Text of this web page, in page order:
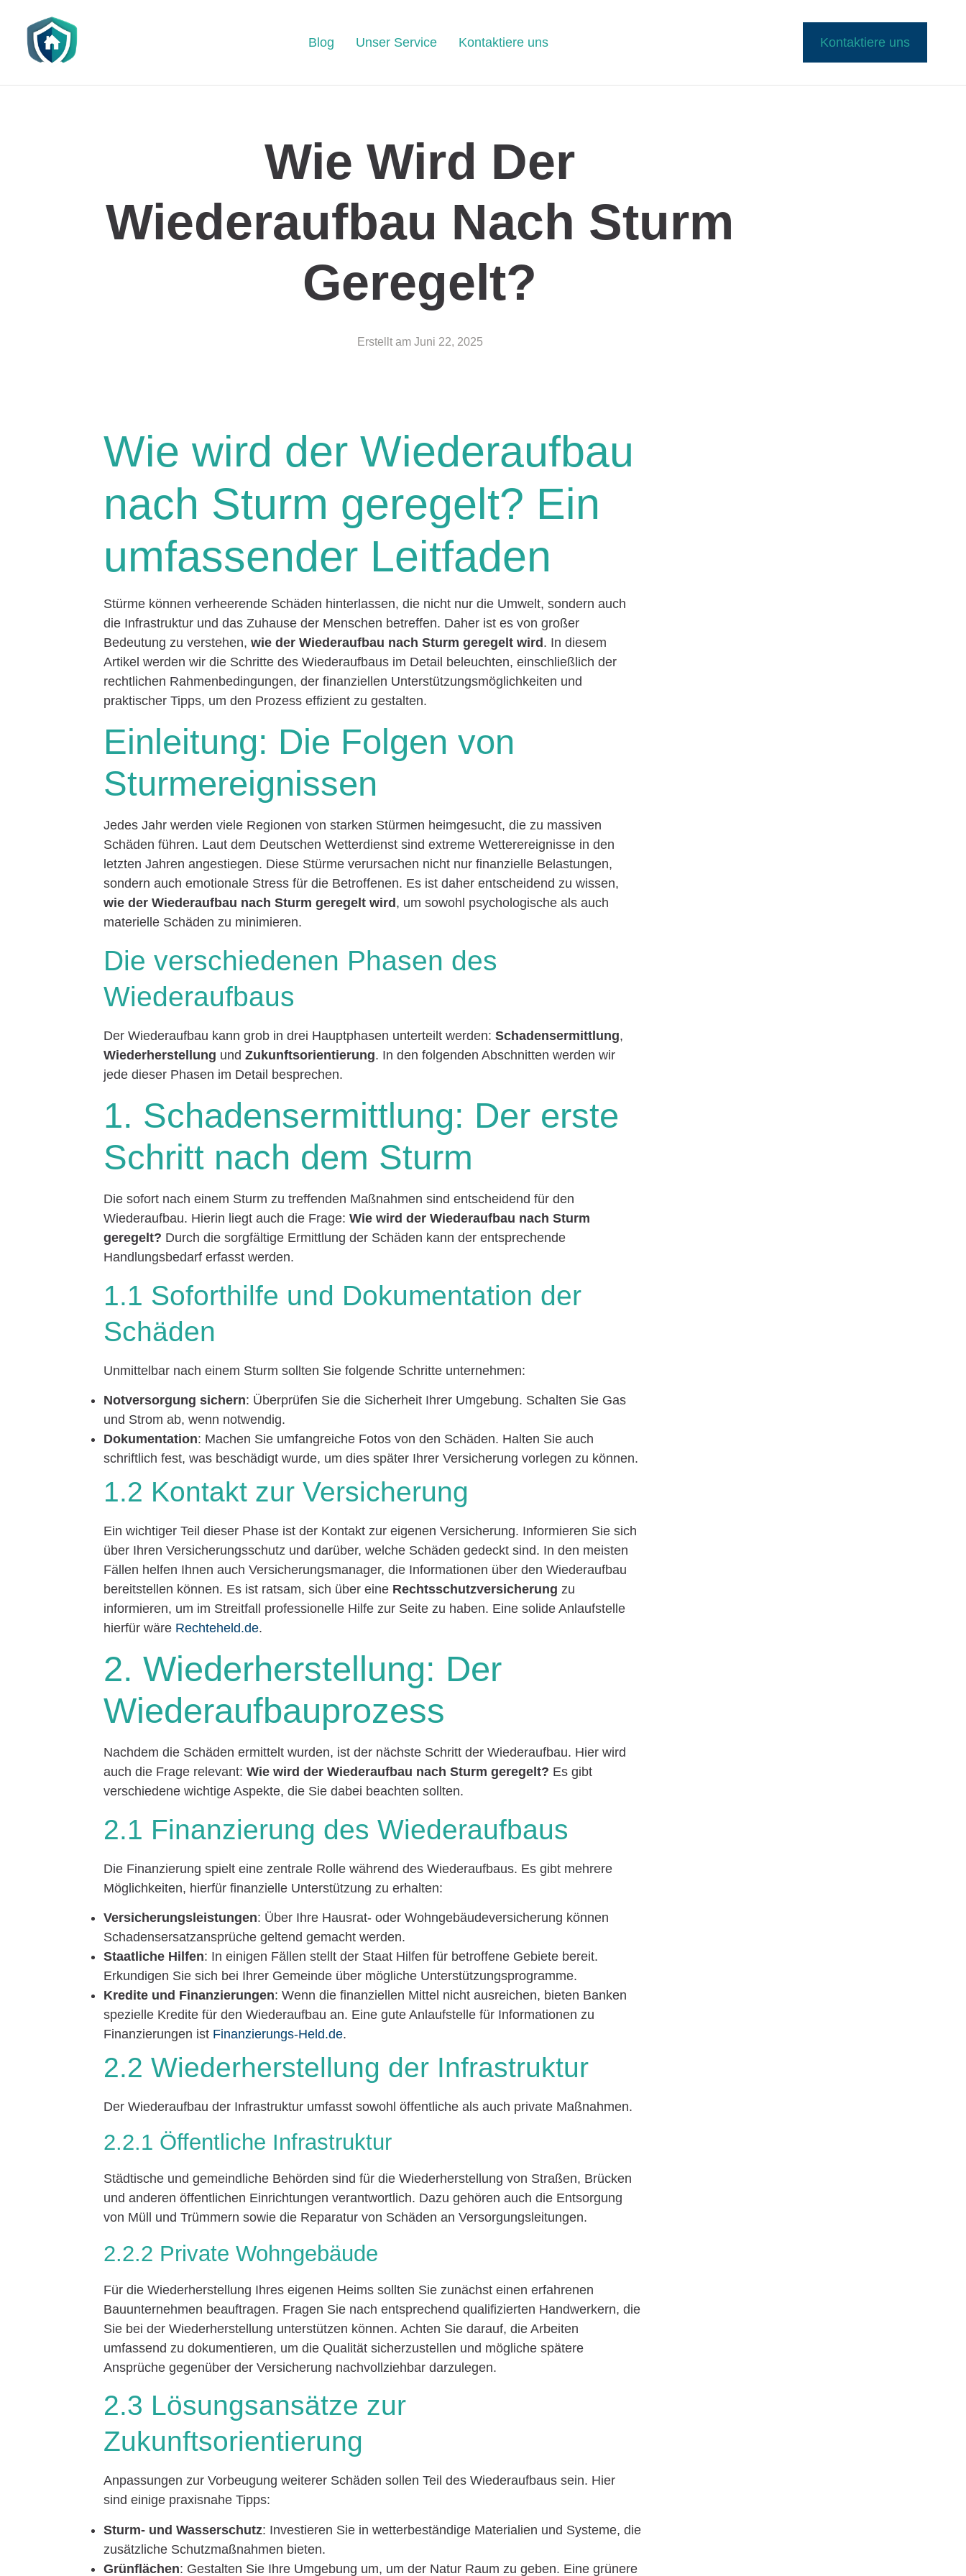
Blog Unser Service Kontaktiere uns Kontaktiere uns
Wie Wird Der
Wiederaufbau Nach Sturm
Geregelt?
Erstellt am Juni 22, 2025
Wie wird der Wiederaufbau
nach Sturm geregelt? Ein
umfassender Leitfaden
Stürme können verheerende Schäden hinterlassen, die nicht nur die Umwelt, sondern auch
die Infrastruktur und das Zuhause der Menschen betreffen. Daher ist es von großer
Bedeutung zu verstehen,wie der Wiederaufbau nach Sturm geregelt wird. In diesem
Artikel werden wir die Schritte des Wiederaufbaus im Detail beleuchten, einschließlich der
rechtlichen Rahmenbedingungen, der finanziellen Unterstützungsmöglichkeiten und
praktischer Tipps, um den Prozess effizient zu gestalten.
Einleitung: Die Folgen von
Sturmereignissen
Jedes Jahr werden viele Regionen von starken Stürmen heimgesucht, die zu massiven
Schäden führen. Laut dem Deutschen Wetterdienst sind extreme Wetterereignisse in den
letzten Jahren angestiegen. Diese Stürme verursachen nicht nur finanzielle Belastungen,
sondern auch emotionale Stress für die Betroffenen. Es ist daher entscheidend zu wissen,
wie der Wiederaufbau nach Sturm geregelt wird , um sowohl psychologische als auch
materielle Schäden zu minimieren.
Die verschiedenen Phasen des
Wiederaufbaus
Der Wiederaufbau kann grob in drei Hauptphasen unterteilt werden:Schadensermittlung,
Wiederherstellung undZukunftsorientierung. In den folgenden Abschnitten werden wir
jede dieser Phasen im Detail besprechen.
1. Schadensermittlung: Der erste
Schritt nach dem Sturm
Die sofort nach einem Sturm zu treffenden Maßnahmen sind entscheidend für den
Wiederaufbau. Hierin liegt auch die Frage:Wie wird der Wiederaufbau nach Sturm
geregelt? Durch die sorgfältige Ermittlung der Schäden kann der entsprechende
Handlungsbedarf erfasst werden.
1.1 Soforthilfe und Dokumentation der
Schäden
Unmittelbar nach einem Sturm sollten Sie folgende Schritte unternehmen:
Notversorgung sichern: Überprüfen Sie die Sicherheit Ihrer Umgebung. Schalten Sie Gas
und Strom ab, wenn notwendig.
Dokumentation: Machen Sie umfangreiche Fotos von den Schäden. Halten Sie auch
schriftlich fest, was beschädigt wurde, um dies später Ihrer Versicherung vorlegen zu können.
1.2 Kontakt zur Versicherung
Ein wichtiger Teil dieser Phase ist der Kontakt zur eigenen Versicherung. Informieren Sie sich
über Ihren Versicherungsschutz und darüber, welche Schäden gedeckt sind. In den meisten
Fällen helfen Ihnen auch Versicherungsmanager, die Informationen über den Wiederaufbau
bereitstellen können. Es ist ratsam, sich über eine Rechtsschutzversicherung zu
informieren, um im Streitfall professionelle Hilfe zur Seite zu haben. Eine solide Anlaufstelle
hierfür wäre Rechteheld.de.
2. Wiederherstellung: Der
Wiederaufbauprozess
Nachdem die Schäden ermittelt wurden, ist der nächste Schritt der Wiederaufbau. Hier wird
auch die Frage relevant:Wie wird der Wiederaufbau nach Sturm geregelt? Es gibt
verschiedene wichtige Aspekte, die Sie dabei beachten sollten.
2.1 Finanzierung des Wiederaufbaus
Die Finanzierung spielt eine zentrale Rolle während des Wiederaufbaus. Es gibt mehrere
Möglichkeiten, hierfür finanzielle Unterstützung zu erhalten:
Versicherungsleistungen: Über Ihre Hausrat- oder Wohngebäudeversicherung können
Schadensersatzansprüche geltend gemacht werden.
Staatliche Hilfen: In einigen Fällen stellt der Staat Hilfen für betroffene Gebiete bereit.
Erkundigen Sie sich bei Ihrer Gemeinde über mögliche Unterstützungsprogramme.
Kredite und Finanzierungen: Wenn die finanziellen Mittel nicht ausreichen, bieten Banken
spezielle Kredite für den Wiederaufbau an. Eine gute Anlaufstelle für Informationen zu
Finanzierungen ist Finanzierungs-Held.de.
2.2 Wiederherstellung der Infrastruktur
Der Wiederaufbau der Infrastruktur umfasst sowohl öffentliche als auch private Maßnahmen.
2.2.1 Öffentliche Infrastruktur
Städtische und gemeindliche Behörden sind für die Wiederherstellung von Straßen, Brücken
und anderen öffentlichen Einrichtungen verantwortlich. Dazu gehören auch die Entsorgung
von Müll und Trümmern sowie die Reparatur von Schäden an Versorgungsleitungen.
2.2.2 Private Wohngebäude
Für die Wiederherstellung Ihres eigenen Heims sollten Sie zunächst einen erfahrenen
Bauunternehmen beauftragen. Fragen Sie nach entsprechend qualifizierten Handwerkern, die
Sie bei der Wiederherstellung unterstützen können. Achten Sie darauf, die Arbeiten
umfassend zu dokumentieren, um die Qualität sicherzustellen und mögliche spätere
Ansprüche gegenüber der Versicherung nachvollziehbar darzulegen.
2.3 Lösungsansätze zur
Zukunftsorientierung
Anpassungen zur Vorbeugung weiterer Schäden sollen Teil des Wiederaufbaus sein. Hier
sind einige praxisnahe Tipps:
Sturm- und Wasserschutz: Investieren Sie in wetterbeständige Materialien und Systeme, die
zusätzliche Schutzmaßnahmen bieten.
Grünflächen: Gestalten Sie Ihre Umgebung um, um der Natur Raum zu geben. Eine grünere